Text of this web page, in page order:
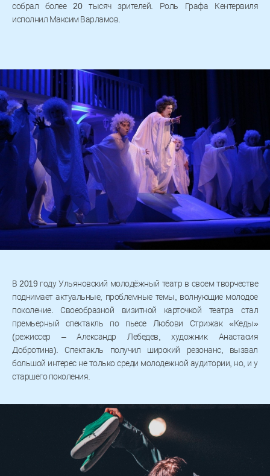
собрал более 20 тысяч зрителей. Роль Графа Кентервиля
исполнил Максим Варламов.
В 2019 году Ульяновский молодёжный театр в своем творчестве
поднимает актуальные, проблемные темы, волнующие молодое
поколение. Своеобразной визитной карточкой театра стал
премьерный спектакль по пьесе Любови Стрижак «Кеды»
(режиссер – Александр Лебедев, художник Анастасия
Добротина). Спектакль получил широкий резонанс, вызвал
большой интерес не только среди молодежной аудитории, но, и у
старшего поколения.